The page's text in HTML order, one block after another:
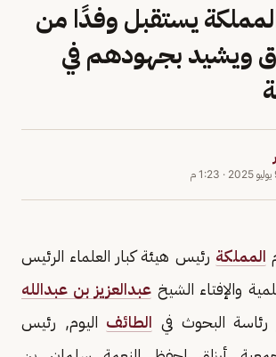
يستقبل وفدًا من
ويشيد بجهودهم في
· 1:23 م
المملكة رئيس هيئة كبار العلماء الرئيس
والإفتاء الشيخعبدالعزيز بن عبدالله
رئاسة البحوث في الطائف اليوم, رئيس